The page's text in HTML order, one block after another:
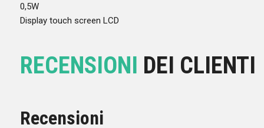
0,5W
Display touch screen LCD
RECENSIONI DEI CLIENTI
Recensioni